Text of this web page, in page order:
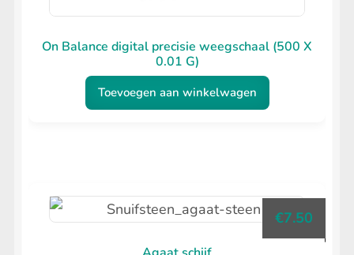
On Balance digital precisie weegschaal (500 X
0.01 G)
Toevoegen aan winkelwagen
€7.50